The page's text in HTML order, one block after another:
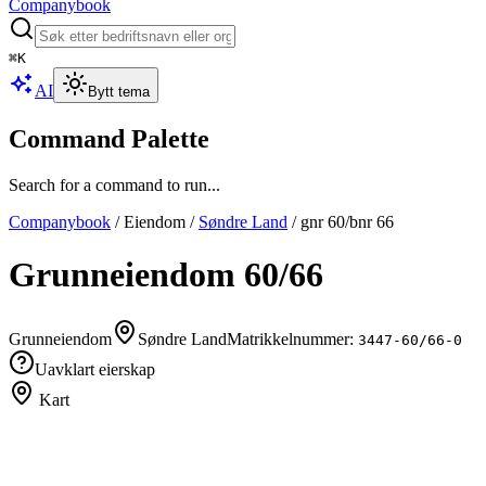
Companybook
⌘K
AI Bytt tema
Command Palette
Search for a command to run...
Companybook /Eiendom / Søndre Land / gnr60/bnr66
Grunneiendom 60/66
Grunneiendom Søndre LandMatrikkelnummer: 3447-60/66-0
Uavklart eierskap
Kart